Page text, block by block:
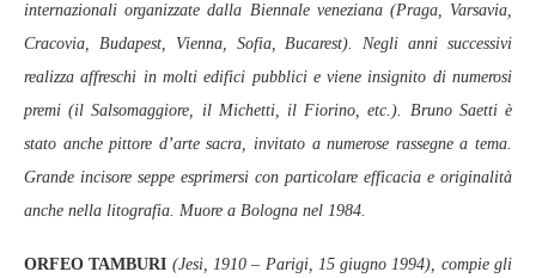
internazionali organizzate dalla Biennale veneziana (Praga, Varsavia,
Cracovia, Budapest, Vienna, Sofia, Bucarest). Negli anni successivi
realizza affreschi in molti edifici pubblici e viene insignito di numerosi
premi (il Salsomaggiore, il Michetti, il Fiorino, etc.). Bruno Saetti è
stato anche pittore d’arte sacra, invitato a numerose rassegne a tema.
Grande incisore seppe esprimersi con particolare efficacia e originalità
anche nella litografia. Muore a Bologna nel 1984.
ORFEO TAMBURI (Jesi, 1910 – Parigi, 15 giugno 1994), compie gli